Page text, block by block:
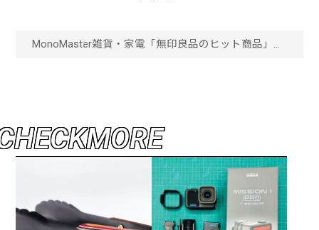
MonoMaster雑貨・家電 「無印良品のヒット商品」ム
HECKMORE